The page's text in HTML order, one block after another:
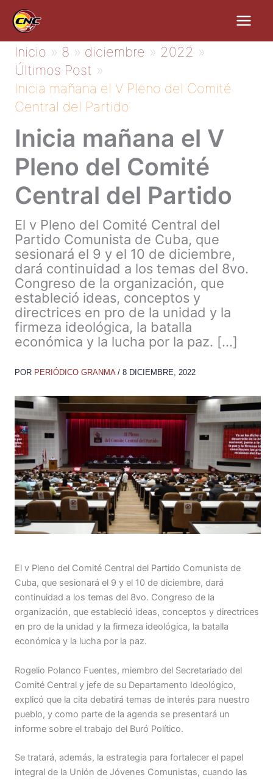
contenido
Inicio 8 diciembre
2022
Últimos Post
Inicia mañana el V Pleno del Comité
Central del Partido
Inicia mañana el V
Pleno del Comité
Central del Partido
El v Pleno del Comité Central del
Partido Comunista de Cuba, que
sesionará el 9 y el 10 de diciembre,
dará continuidad a los temas del 8vo.
Congreso de la organización, que
estableció ideas, conceptos y
directrices en pro de la unidad y la
firmeza ideológica, la batalla
económica y la lucha por la paz. […]
POR PERIÓDICO GRANMA / 8 DICIEMBRE, 2022
El v Pleno del Comité Central del Partido Comunista de
Cuba, que sesionará el 9 y el 10 de diciembre, dará
continuidad a los temas del 8vo. Congreso de la
organización, que estableció ideas, conceptos y directrices
en pro de la unidad y la firmeza ideológica, la batalla
económica y la lucha por la paz.
Rogelio Polanco Fuentes, miembro del Secretariado del
Comité Central y jefe de su Departamento Ideológico,
explicó que la cita debatirá temas de interés para nuestro
pueblo, y como parte de la agenda se presentará un
informe sobre el trabajo del Buró Político.
Se tratará, además, la estrategia para fortalecer el papel
integral de la Unión de Jóvenes Comunistas, cuando las